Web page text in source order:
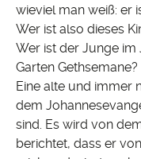
wieviel man weiß: er
Wer ist also dieses
Wer ist der Junge im
Garten Gethsemane?
Eine alte und immer
dem
sind. Es wird von
berichtet, dass er